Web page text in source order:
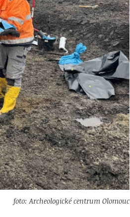
foto: Archeologické centrum Olomouc